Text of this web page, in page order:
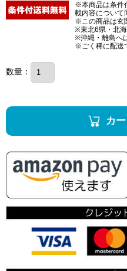
※本商品は条件
載内容について
※この商品は玄
※東北6県・北
※沖縄・離島へ
※ごく稀に配送
数量：
カ